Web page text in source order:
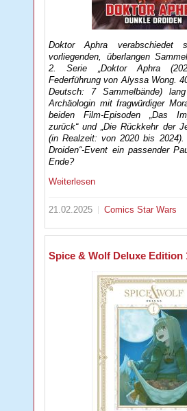
Doktor Aphra
vorliegenden, überlangen
2. Serie „Doktor Aphra
Federführung von Alyssa Wong.
Deutsch: 7 Sammelbände)
Archäologin mit fragwürdiger
beiden Film-Episoden „Das
zurück“ und „Die Rückkehr der
(in Realzeit: von 2020 bis 2024).
Droiden“-Event ein passender
Ende?
Weiterlesen
21.02.2025 ComicsStar Wars
Spice & Wolf Deluxe Edition